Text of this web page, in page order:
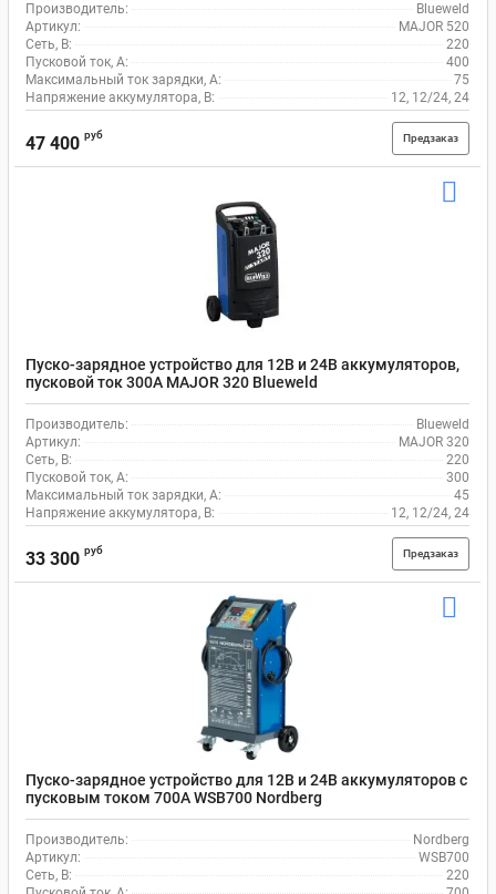
Производитель:
Blueweld
Артикул:
MAJOR 520
Сеть, В:
220
Пусковой ток, A:
400
Максимальный ток зарядки, А:
75
Напряжение аккумулятора, В:
12, 12/24, 24
47 400 руб Предзаказ
Пуско-зарядное устройство для 12В и 24В аккумуляторов,
пусковой ток 300A MAJOR 320 Blueweld
Производитель:
Blueweld
Артикул:
MAJOR 320
Сеть, В:
220
Пусковой ток, A:
300
Максимальный ток зарядки, А:
45
Напряжение аккумулятора, В:
12, 12/24, 24
33 300 руб Предзаказ
Пуско-зарядное устройство для 12В и 24В аккумуляторов с
пусковым током 700A WSB700 Nordberg
Производитель:
Nordberg
Артикул:
WSB700
Сеть, В:
220